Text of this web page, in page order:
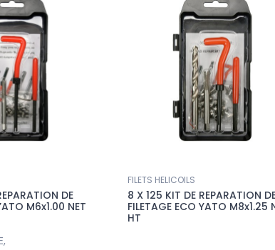
DE
M6x1.00 NET
FILETS HELICOILS
8 X 125 KIT DE REPARATION
FILETAGE ECO YATO M8x1.25
HT